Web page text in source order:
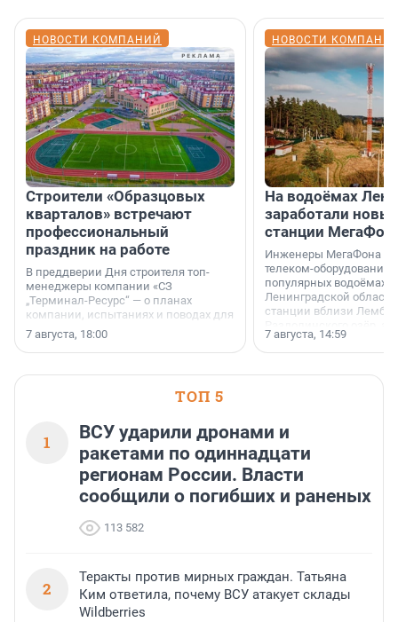
НОВОСТИ КОМПАНИЙ
Строители «Образцовых
кварталов» встречают
профессиональный
праздник на работе
В преддверии Дня строителя топ-
менеджеры компании «СЗ
„Терминал-Ресурс“ — о планах
компании, испытаниях и поводах для
осторожного оптимизма.
7 августа, 18:00
НОВОСТИ
На водоёмах
заработали
станции
Инженеры МегаФона
телеком-оборудование
популярных водоёмах
Ленинградской
станции вблизи
недалеко от Большого
водопада.
7 августа, 14:59
ТОП 5
1
ВСУ ударили дронами и
ракетами по одиннадцати
регионам России. Власти
сообщили о погибших и раненых
113 582
2
Теракты против мирных граждан. Татьяна
Ким ответила, почему ВСУ атакует склады
Wildberries